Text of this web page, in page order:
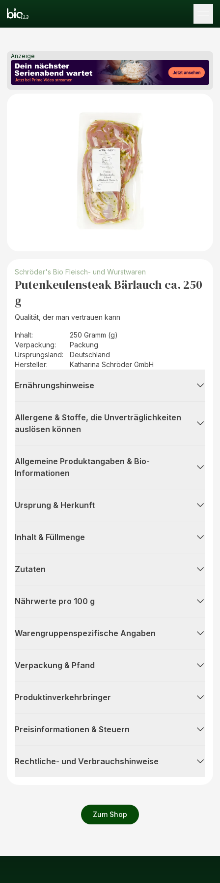
Anzeige
Zum Shop
Schröder's Bio Fleisch- und Wurstwaren
Putenkeulensteak Bärlauch ca. 250
g
Qualität, der man vertrauen kann
Inhalt:
250 Gramm (g)
Verpackung:
Packung
Ursprungsland:
Deutschland
Hersteller: Katharina Schröder GmbH
Ernährungshinweise
Allergene & Stoffe, die Unverträglichkeiten
auslösen können
Allgemeine Produktangaben & Bio-
Informationen
Ursprung & Herkunft
Inhalt & Füllmenge
Zutaten
Nährwerte pro 100 g
Warengruppenspezifische Angaben
Verpackung & Pfand
Produktinverkehrbringer
Preisinformationen & Steuern
Rechtliche- und Verbrauchshinweise